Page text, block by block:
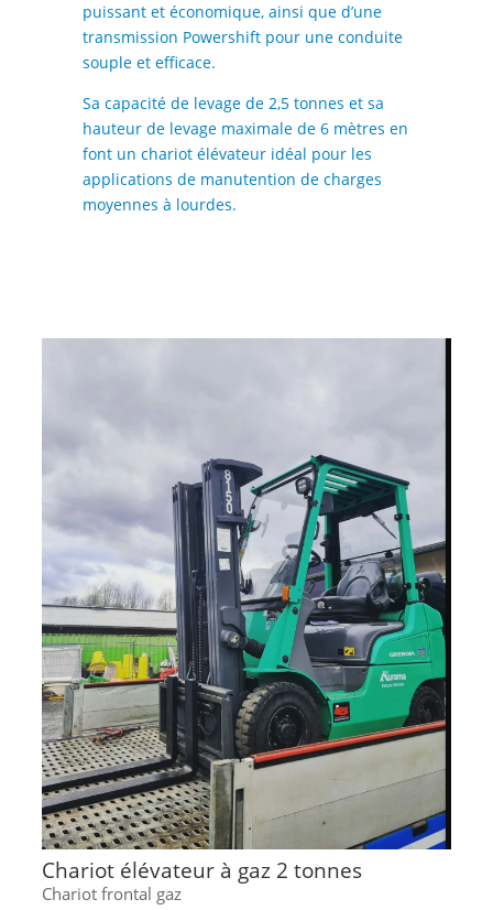
puissant et économique, ainsi que d’une
transmission Powershift pour une conduite
souple et efficace.
Sa capacité de levage de 2,5 tonnes et sa
hauteur de levage maximale de 6 mètres en
font un chariot élévateur idéal pour les
applications de manutention de charges
moyennes à lourdes.
Chariot élévateur à gaz 2 tonnes
Chariot frontal gaz